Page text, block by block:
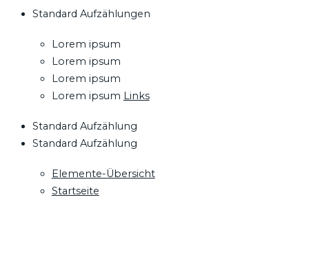
Standard Aufzählungen
Lorem ipsum
Lorem ipsum
Lorem ipsum
Lorem ipsum Links
Standard Aufzählung
Standard Aufzählung
Elemente-Übersicht
Startseite